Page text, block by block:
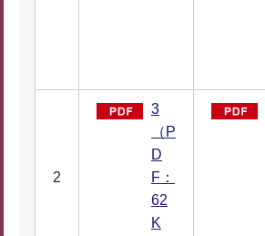
2
3
（P
D
F：
62
K